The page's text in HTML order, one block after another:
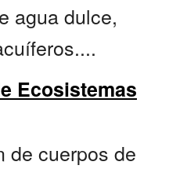
agua dulce,
Ecosistemas
de cuerpos de